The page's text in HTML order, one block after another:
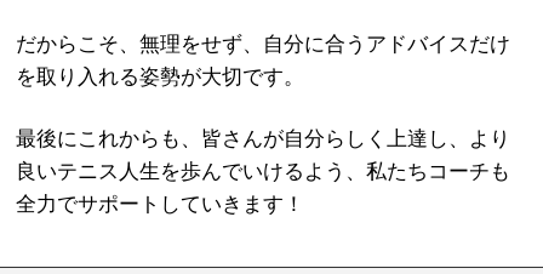
だからこそ、無理をせず、自分に合うアドバイスだけ
を取り入れる姿勢が大切です。
最後にこれからも、皆さんが自分らしく上達し、より
良いテニス人生を歩んでいけるよう、私たちコーチも
全力でサポートしていきます！